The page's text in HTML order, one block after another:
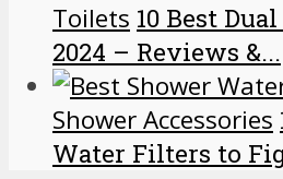
Toilets 10 Best
2024 – Reviews &...
Shower Accessories
Water Filters to